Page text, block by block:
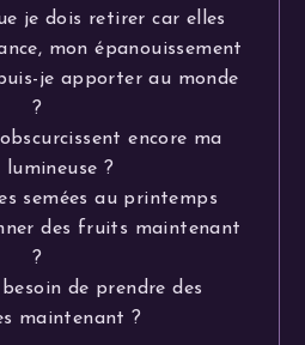
je dois retirer car elles
mon épanouissement
je apporter au monde
?
encore ma
?
semées au printemps
des fruits maintenant
?
de prendre des
maintenant ?